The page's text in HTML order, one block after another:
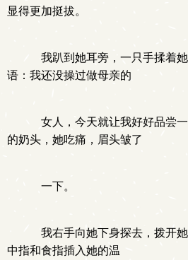
显得更加挺拔。
我趴到她耳旁，一只手揉着
语：我还没操过做母亲的
女人，今天就让我好好品尝
的奶头，她吃痛，眉头皱了
一下。
我右手向她下身探去，拨开
中指和食指插入她的温